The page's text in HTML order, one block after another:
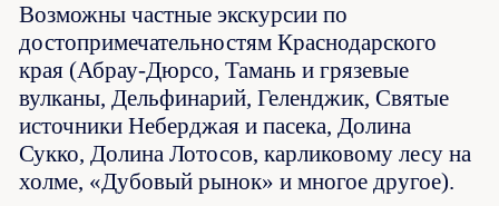
Возможны частные экскурсии по
достопримечательностям Краснодарского
края (Абрау-Дюрсо, Тамань и грязевые
вулканы, Дельфинарий, Геленджик, Святые
источники Неберджая и пасека, Долина
Сукко, Долина Лотосов, карликовому лесу на
холме, «Дубовый рынок» и многое другое).